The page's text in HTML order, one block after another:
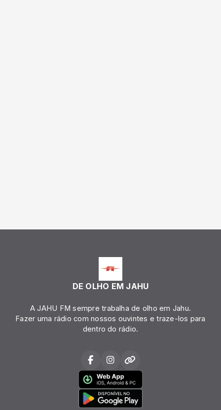
DE OLHO EM JAHU
A JAHU FM sempre trabalha de olho em Jahu.
Fazer uma rádio com nossos ouvintes e traze-los para
dentro do rádio.